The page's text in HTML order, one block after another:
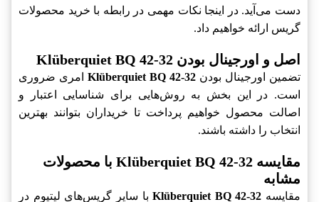
دست می‌آید. در اینجا نکات مهمی در رابطه با خرید محصولات
گریس ارائه خواهیم داد.
اصل و اورجینال بودن Klüberquiet BQ 42-32
تضمین اورجینال بودن Klüberquiet BQ 42-32 امری ضروری
است. در این بخش به روش‌هایی برای شناسایی اعتبار و
اصالت محصول خواهیم پرداخت تا خریداران بتوانند بهترین
انتخاب را داشته باشند.
مقایسه Klüberquiet BQ 42-32 با محصولات
مشابه
مقایسه Klüberquiet BQ 42-32با سایر گریس‌های لیتیوم در